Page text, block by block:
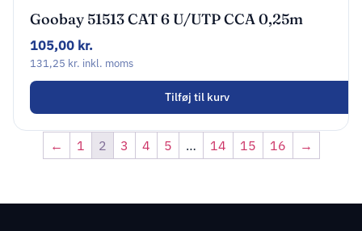
Goobay 51513 CAT 6 U/UTP CCA 0,25m
Sort
105,00 kr.
131,25 kr. inkl. moms
Tilføj til kurv
← 1 2 3 4 5 … 14 15 16 →